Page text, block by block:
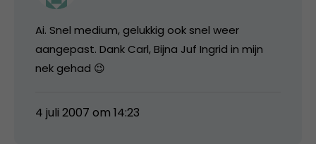
Ai. Snel medium, gelukkig ook snel weer
aangepast. Dank Carl, Bijna Juf Ingrid in mijn
nek gehad 😉
4 juli 2007 om 14:23